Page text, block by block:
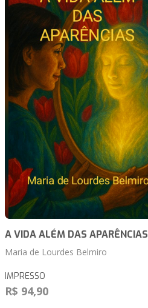
A VIDA ALÉM DAS APARÊNCIAS
Maria de Lourdes Belmiro
IMPRESSO
R$ 94,90